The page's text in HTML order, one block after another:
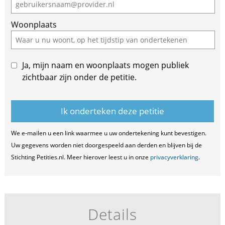
ignore
this
field
Woonplaats
Ja, mijn naam en woonplaats mogen publiek
zichtbaar zijn onder de petitie.
We e-mailen u een link waarmee u uw ondertekening kunt bevestigen.
Uw gegevens worden niet doorgespeeld aan derden en blijven bij de
Stichting Petities.nl. Meer hierover leest u in onze privacyverklaring.
Details